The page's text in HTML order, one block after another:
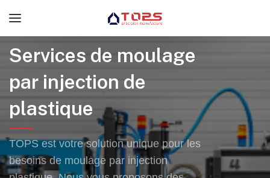
Services de moulage
par injection de
plastique
TOPS est votre solution unique pour les
besoins de moulage par injection